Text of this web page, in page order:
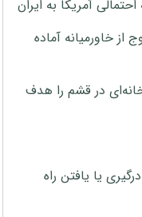
آمریکا به ایران
خاورمیانه آماده
آمریکا خانه‌ای در قشم را هدف
یا یافتن راه